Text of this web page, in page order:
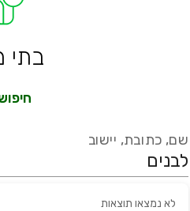
שם, כתובת, יישוב
לא נמצאו תוצאות